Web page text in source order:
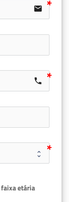
email
call